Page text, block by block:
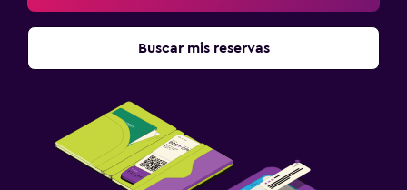
Buscar mis reservas